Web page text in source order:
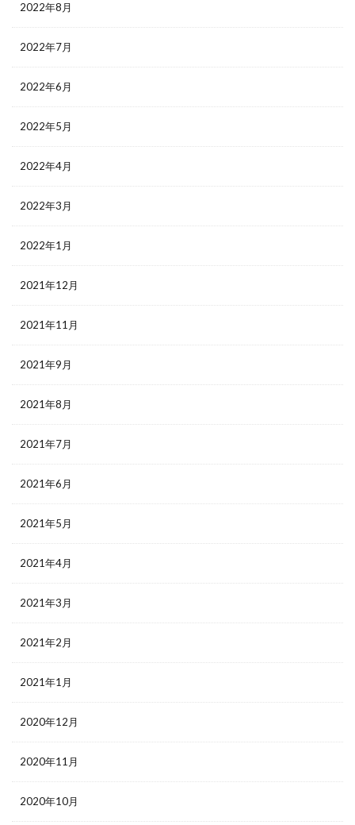
2022年8月
2022年7月
2022年6月
2022年5月
2022年4月
2022年3月
2022年1月
2021年12月
2021年11月
2021年9月
2021年8月
2021年7月
2021年6月
2021年5月
2021年4月
2021年3月
2021年2月
2021年1月
2020年12月
2020年11月
2020年10月